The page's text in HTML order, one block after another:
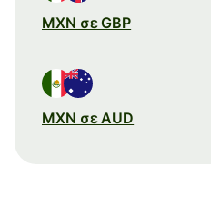
MXN σε GBP
MXN σε AUD